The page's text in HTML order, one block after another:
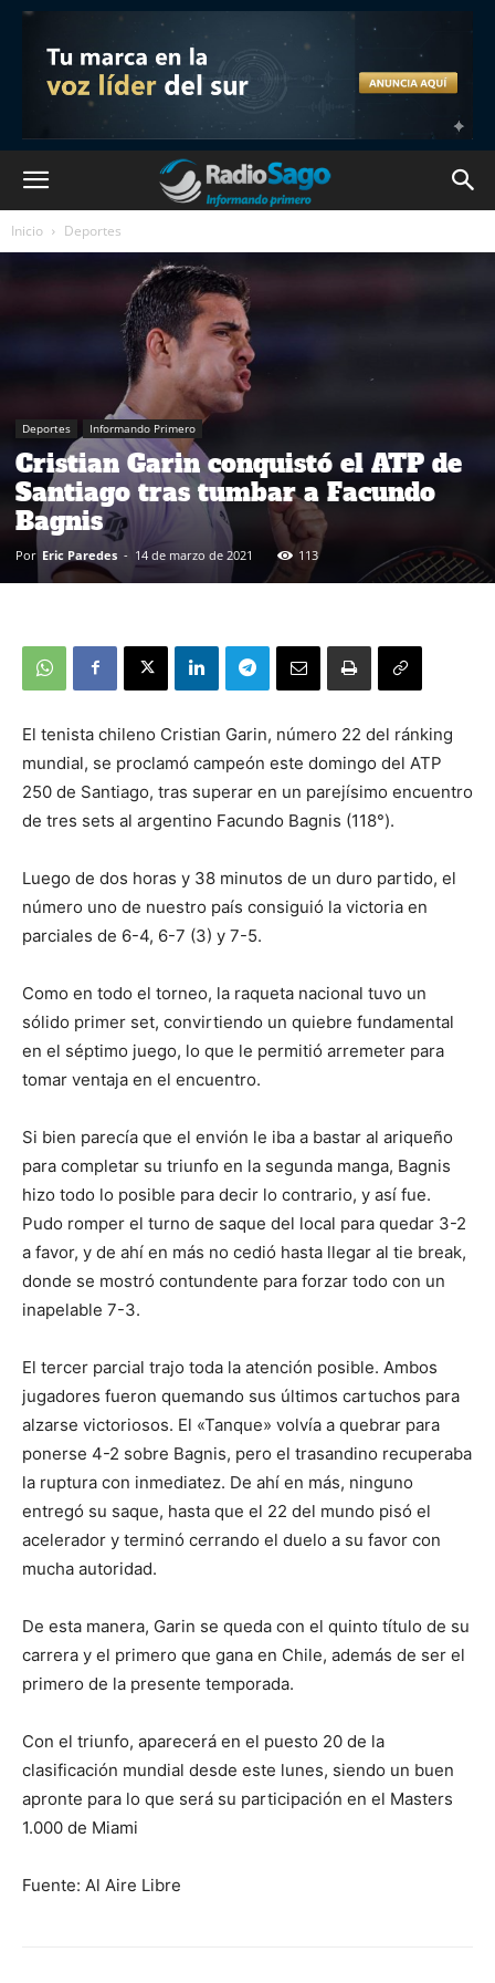
Inicio Deportes
Deportes Informando Primero
Cristian Garin conquistó el ATP de
Santiago tras tumbar a Facundo
Bagnis
Por Eric Paredes - 14 de marzo de 2021 113
El tenista chileno Cristian Garin, número 22 del ránking
mundial, se proclamó campeón este domingo del ATP
250 de Santiago, tras superar en un parejísimo encuentro
de tres sets al argentino Facundo Bagnis (118°).
Luego de dos horas y 38 minutos de un duro partido, el
número uno de nuestro país consiguió la victoria en
parciales de 6-4, 6-7 (3) y 7-5.
Como en todo el torneo, la raqueta nacional tuvo un
sólido primer set, convirtiendo un quiebre fundamental
en el séptimo juego, lo que le permitió arremeter para
tomar ventaja en el encuentro.
Si bien parecía que el envión le iba a bastar al ariqueño
para completar su triunfo en la segunda manga, Bagnis
hizo todo lo posible para decir lo contrario, y así fue.
Pudo romper el turno de saque del local para quedar 3-2
a favor, y de ahí en más no cedió hasta llegar al tie break,
donde se mostró contundente para forzar todo con un
inapelable 7-3.
El tercer parcial trajo toda la atención posible. Ambos
jugadores fueron quemando sus últimos cartuchos para
alzarse victoriosos. El «Tanque» volvía a quebrar para
ponerse 4-2 sobre Bagnis, pero el trasandino recuperaba
la ruptura con inmediatez. De ahí en más, ninguno
entregó su saque, hasta que el 22 del mundo pisó el
acelerador y terminó cerrando el duelo a su favor con
mucha autoridad.
De esta manera, Garin se queda con el quinto título de su
carrera y el primero que gana en Chile, además de ser el
primero de la presente temporada.
Con el triunfo, aparecerá en el puesto 20 de la
clasificación mundial desde este lunes, siendo un buen
apronte para lo que será su participación en el Masters
1.000 de Miami
Fuente: Al Aire Libre